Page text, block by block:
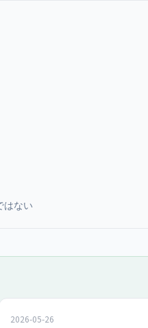
はない
2026-05-26